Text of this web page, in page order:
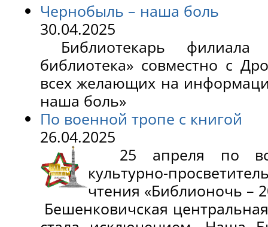
Чернобыль – наша боль
30.04.2025
Библиотекарь филиала
библиотека» совместно с
всех желающих на
наша боль»
По военной тропе с книгой
26.04.2025
25 апреля по
культурно-
чтения «Библионочь –
Бешенковичская